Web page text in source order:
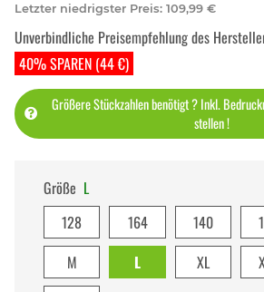
Letzter niedrigster Preis: 109,99 €
40% SPAREN (44 €)
Unverbindliche Preisempfehlung des
Größere Stückzahlen benötigt ? Inkl.
stellen !
Größe L
128
164 140
M
L XL